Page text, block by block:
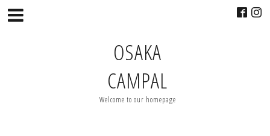
OSAKA
CAMPAL
Welcome to our homepage